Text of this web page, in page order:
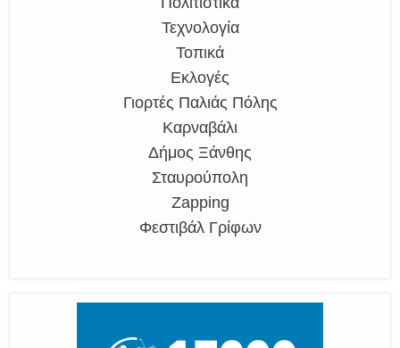
Τεχνολογία
Τοπικά
Εκλογές
Γιορτές Παλιάς Πόλης
Καρναβάλι
Δήμος Ξάνθης
Σταυρούπολη
Zapping
Φεστιβάλ Γρίφων